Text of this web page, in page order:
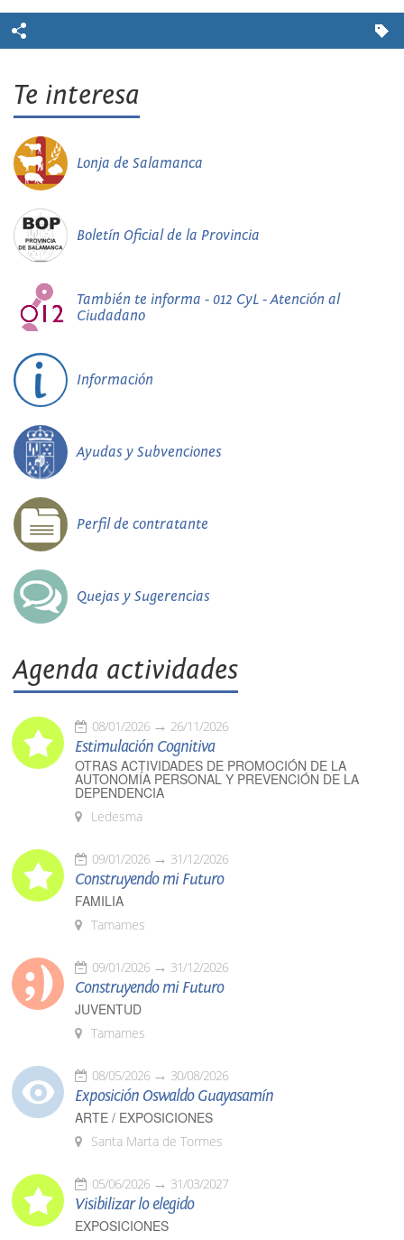
Te interesa
Lonja de Salamanca
Boletín Oficial de la Provincia
También te informa - 012 CyL - Atención al
Ciudadano
Información
Ayudas y Subvenciones
Perfil de contratante
Quejas y Sugerencias
Agenda actividades
08/01/2026 26/11/2026
Estimulación Cognitiva
OTRAS ACTIVIDADES DE PROMOCIÓN DE LA
AUTONOMÍA PERSONAL Y PREVENCIÓN DE LA
DEPENDENCIA
Ledesma
09/01/2026 31/12/2026
Construyendo mi Futuro
FAMILIA
Tamames
09/01/2026 31/12/2026
Construyendo mi Futuro
JUVENTUD
Tamames
08/05/2026 30/08/2026
Exposición Oswaldo Guayasamín
ARTE / EXPOSICIONES
Santa Marta de Tormes
05/06/2026 31/03/2027
Visibilizar lo elegido
EXPOSICIONES